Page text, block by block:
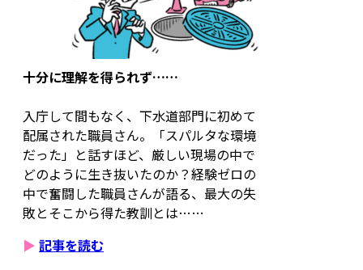
十分に理解を得られず……
入庁して間もなく、下水道部門に初めて
配属された職員さん。「スパルタな環境
だった」と話すほど、厳しい現場の中で
どのように生き抜いたのか？経験ゼロの
中で奮闘した職員さんが語る、最大の失
敗とそこから得た教訓とは……
▶ 記事を読む